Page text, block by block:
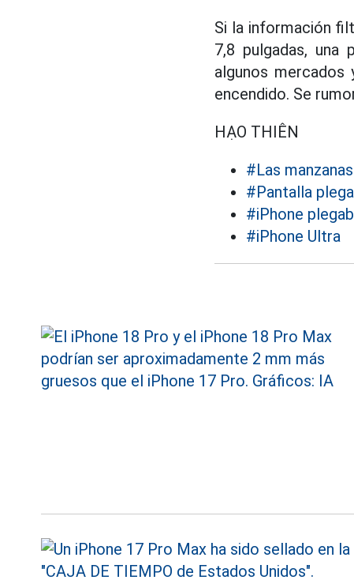
Si la información
7,8 pulgadas, una
algunos
encendido. Se
HẠO THIÊN
#Las manzanas
#Pantalla
#iPhone
#iPhone Ultra